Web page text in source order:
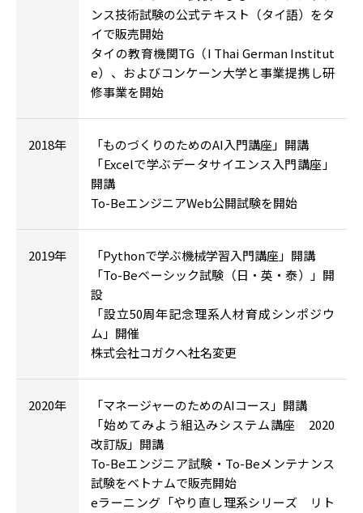
ンス技術試験の公式テキスト（タイ語）をタ
イで販売開始
タイの教育機関TG（I Thai German Institut
e）、およびコンケーン大学と事業提携し研
修事業を開始
2018年
「ものづくりのためのAI入門講座」開講
「Excelで学ぶデータサイエンス入門講座」
開講
To-BeエンジニアWeb公開試験を開始
2019年
「Pythonで学ぶ機械学習入門講座」開講
「To-Beベーシック試験（日・英・泰）」開
設
「設立50周年記念理系人材育成シンポジウ
ム」開催
株式会社コガクへ社名変更
2020年
「マネージャーのためのAIコース」開講
「始めてみよう組込みシステム講座 2020
改訂版」開講
To-Beエンジニア試験・To-Beメンテナンス
試験をベトナムで販売開始
eラーニング「やり直し理系シリーズ リト